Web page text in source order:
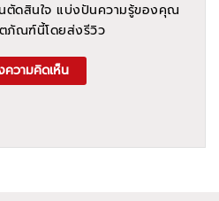
ตัดสินใจ แบ่งปันความรู้ของคุณ
ภัณฑ์นี้โดยส่งรีวิว
ความคิดเห็น